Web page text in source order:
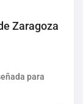
Zaragoza
para